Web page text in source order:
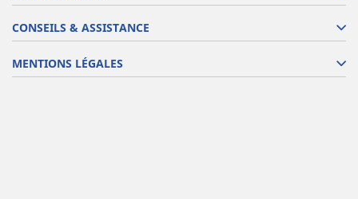
CONSEILS & ASSISTANCE
MENTIONS LÉGALES